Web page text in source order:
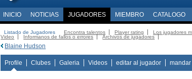
INICIO NOTICIAS JUGADORES MIEMBRO CATALOGO
Listado de Jugadores Encontra talentos Player rating Los jugadores
Video
Informanos de fallos o errores Archivos de jugadores
Blaine Hudson
Profile Clubes Galeria Videos editar al jugador mandar